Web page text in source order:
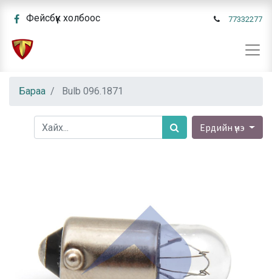
Фейсбүүк холбоос 77332277
Бараа Bulb 096.1871
Ердийн үнэ